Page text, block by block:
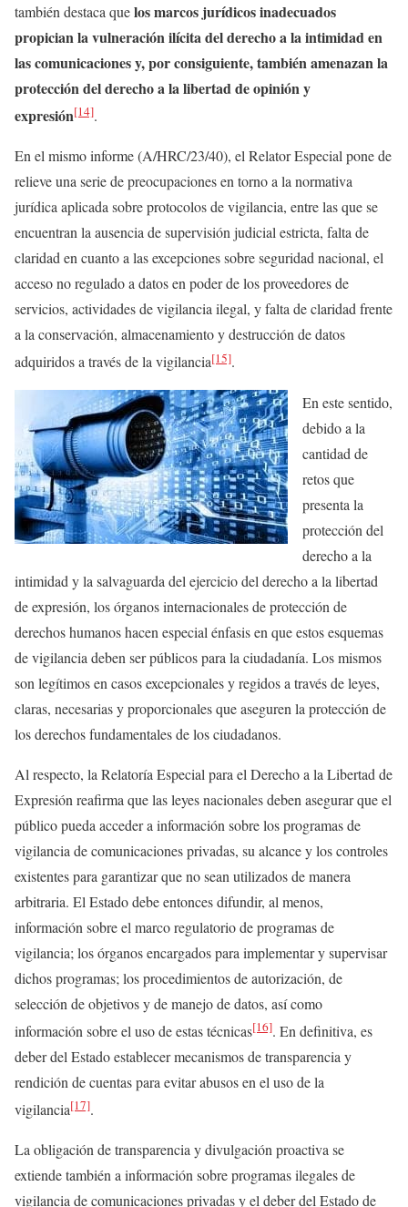
también destaca quelos marcos jurídicos inadecuados
propician la vulneración ilícita del derecho a la intimidad en
las comunicaciones y, por consiguiente, también amenazan la
protección del derecho a la libertad de opinión y
expresión[14].
En el mismo informe (A/HRC/23/40), el Relator Especial pone de
relieve una serie de preocupaciones en torno a la normativa
jurídica aplicada sobre protocolos de vigilancia, entre las que se
encuentran la ausencia de supervisión judicial estricta, falta de
claridad en cuanto a las excepciones sobre seguridad nacional, el
acceso no regulado a datos en poder de los proveedores de
servicios, actividades de vigilancia ilegal, y falta de claridad frente
a la conservación, almacenamiento y destrucción de datos
adquiridos a través de la vigilancia[15].
En este sentido,
debido a la
cantidad de
retos que
presenta la
protección del
derecho a la
intimidad y la salvaguarda del ejercicio del derecho a la libertad
de expresión, los órganos internacionales de protección de
derechos humanos hacen especial énfasis en que estos esquemas
de vigilancia deben ser públicos para la ciudadanía. Los mismos
son legítimos en casos excepcionales y regidos a través de leyes,
claras, necesarias y proporcionales que aseguren la protección de
los derechos fundamentales de los ciudadanos.
Al respecto, la Relatoría Especial para el Derecho a la Libertad de
Expresión reafirma que las leyes nacionales deben asegurar que el
público pueda acceder a información sobre los programas de
vigilancia de comunicaciones privadas, su alcance y los controles
existentes para garantizar que no sean utilizados de manera
arbitraria. El Estado debe entonces difundir, al menos,
información sobre el marco regulatorio de programas de
vigilancia; los órganos encargados para implementar y supervisar
dichos programas; los procedimientos de autorización, de
selección de objetivos y de manejo de datos, así como
información sobre el uso de estas técnicas[16]. En definitiva, es
deber del Estado establecer mecanismos de transparencia y
rendición de cuentas para evitar abusos en el uso de la
vigilancia[17].
La obligación de transparencia y divulgación proactiva se
extiende también a información sobre programas ilegales de
vigilancia de comunicaciones privadas y el deber del Estado de